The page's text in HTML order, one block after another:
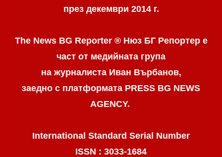
през декември 2014 г.
The News BG Reporter ® Нюз БГ Репортере
част от медийната група
на журналиста Иван Върбанов,
заедно с платформата PRESS BG NEWS
AGENCY.
International Standard Serial Number
ISSN : 3033-1684